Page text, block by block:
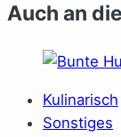
Auch an
Kulinarisch
Sonstiges